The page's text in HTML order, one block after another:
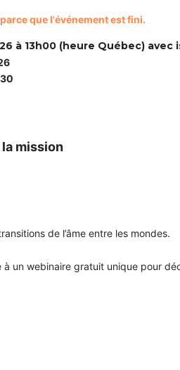
que l'événement est fini.
à 13h00 (heure Québec) avec
mission
de l’âme entre les mondes.
à un webinaire gratuit unique pour